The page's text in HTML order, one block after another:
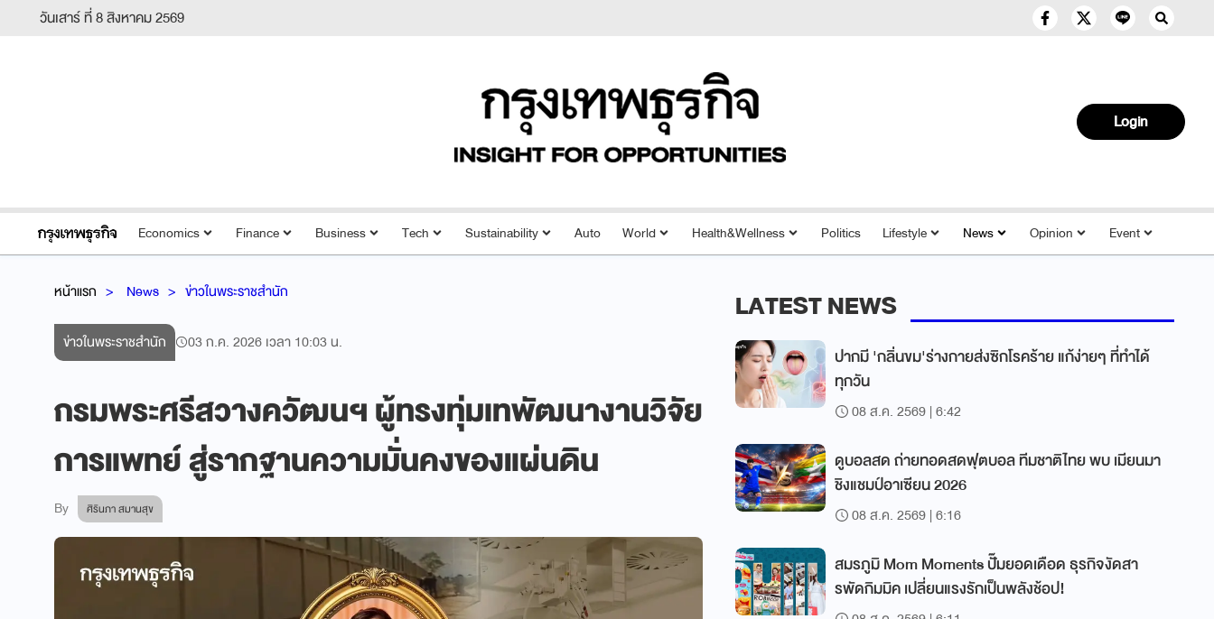
วันเสาร์ ที่ 8 สิงหาคม 2569
Login
Economics Finance Business Tech Sustainability Auto World Health&Wellness Politics Lifestyle News Opinion Event
หน้าแรก News ข่าวในพระราชสำนัก
ข่าวในพระราชสำนัก 03 ก.ค. 2026 เวลา 10:03 น.
กรมพระศรีสวางควัฒนฯ ผู้ทรงทุ่มเทพัฒนางานวิจัย
การแพทย์ สู่รากฐานความมั่นคงของแผ่นดิน
By ศิรินภา สมานสุข
LATEST NEWS
ปากมี 'กลิ่นขม'ร่างกายส่งซิกโรคร้าย แก้ง่ายๆ ที่ทำได้
ทุกวัน
08 ส.ค. 2569 | 6:42
ดูบอลสด ถ่ายทอดสดฟุตบอล ทีมชาติไทย พบ เมียนมา
ชิงแชมป์อาเซียน 2026
08 ส.ค. 2569 | 6:16
สมรภูมิ Mom Moments ปั๊มยอดเดือด ธุรกิจงัดสา
รพัดกิมมิค เปลี่ยนแรงรักเป็นพลังช้อป!